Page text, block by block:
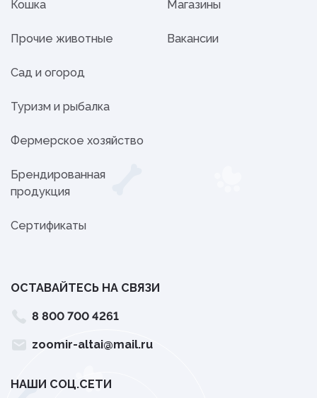
Кошка
Прочие животные
Сад и огород
Туризм и рыбалка
Фермерское хозяйство
Брендированная
продукция
Сертификаты
Магазины
Вакансии
ОСТАВАЙТЕСЬ НА СВЯЗИ
8 800 700 4261
zoomir-altai@mail.ru
НАШИ СОЦ.СЕТИ